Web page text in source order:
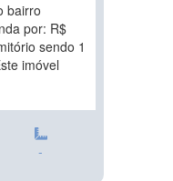
bairro
por: R$
sendo 1
imóvel
-